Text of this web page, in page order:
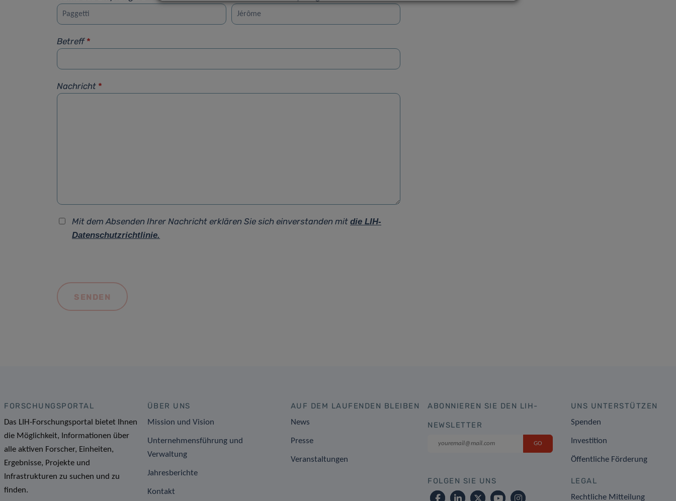
Betreff *
Nachricht *
Mit dem Absenden Ihrer Nachricht erklären Sie sich einverstanden mitdie LIH-
Datenschutzrichtlinie.
FORSCHUNGSPORTAL
Das LIH-Forschungsportal bietet Ihnen
die Möglichkeit, Informationen über
alle aktiven Forscher, Einheiten,
Ergebnisse, Projekte und
Infrastrukturen zu suchen und zu
finden.
ÜBER UNS
Mission und Vision
Unternehmensführung und
Verwaltung
Jahresberichte
Kontakt
AUF DEM LAUFENDEN BLEIBEN
News
Presse
Veranstaltungen
ABONNIEREN SIE DEN LIH-
NEWSLETTER
FOLGEN SIE UNS
UNS UNTERSTÜTZEN
Spenden
Investition
Öffentliche Förderung
LEGAL
Rechtliche Mitteilung